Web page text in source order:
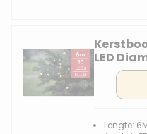
LED
Lengte: